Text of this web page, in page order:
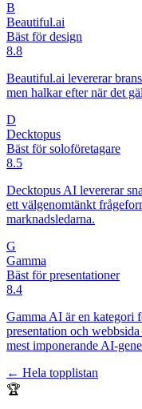
B
Beautiful.ai
Bäst för design
8.8
Beautiful.ai levererar
men halkar efter när det
D
Decktopus
Bäst för soloföretagare
8.5
Decktopus AI levererar
ett välgenomtänkt
marknadsledarna.
G
Gamma
Bäst för presentationer
8.4
Gamma AI är en kategori
presentation och
mest imponerande AI-
← Hela topplistan
🏆